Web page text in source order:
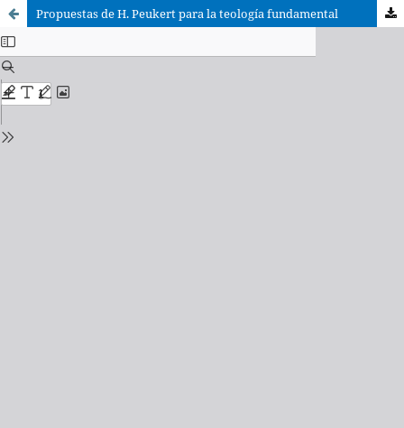
Propuestas de H. Peukert para la teología fundamental